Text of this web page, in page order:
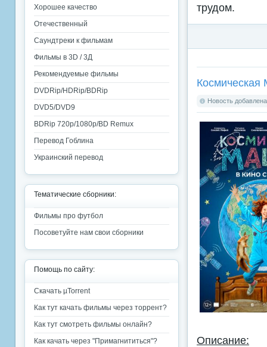
трудом.
Новость
Описание:
Хорошее качество
Отечественный
Саундтреки к фильмам
Фильмы в 3D / 3Д
Рекомендуемые фильмы
DVDRip/HDRip/BDRip
DVD5/DVD9
BDRip 720p/1080p/BD Remux
Перевод Гоблина
Украинский перевод
Тематические сборники:
Фильмы про футбол
Посоветуйте нам свои сборники
Помощь по сайту:
Скачать µTorrent
Как тут качать фильмы через торрент?
Как тут смотреть фильмы онлайн?
Как качать через "Примагнититься"?